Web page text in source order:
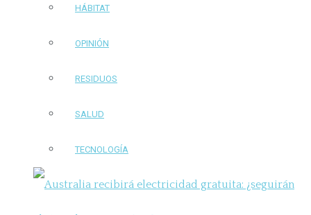
HÁBITAT
OPINIÓN
RESIDUOS
SALUD
TECNOLOGÍA